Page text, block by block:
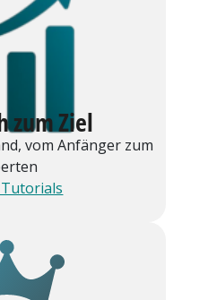
zum Ziel
vom Anfänger zum